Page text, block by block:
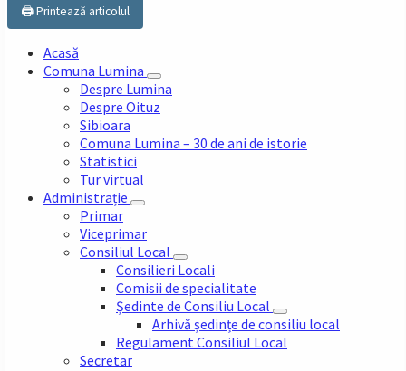
🖨️ Printează articolul
Acasă
Comuna Lumina
Despre Lumina
Despre Oituz
Sibioara
Comuna Lumina – 30 de ani de istorie
Statistici
Tur virtual
Administrație
Primar
Viceprimar
Consiliul Local
Consilieri Locali
Comisii de specialitate
Ședinte de Consiliu Local
Arhivă ședințe de consiliu local
Regulament Consiliul Local
Secretar